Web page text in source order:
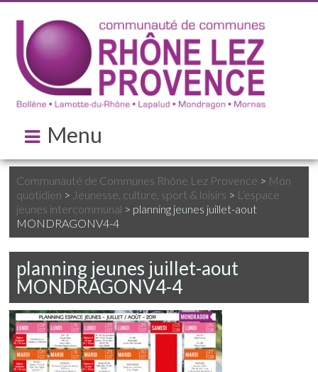
Menu
Communauté de Communes Rhône Lez Provence > Mon
quotidien > Jeunesse, culture, sport & loisirs > L’espace
jeunes intercommunal > planning jeunes juillet-aout
MONDRAGONV4-4
planning jeunes juillet-aout
MONDRAGONV4-4